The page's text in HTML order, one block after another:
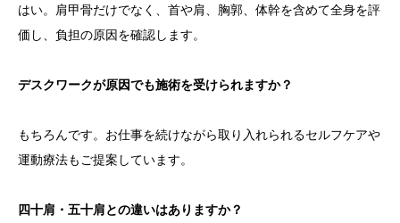
はい。肩甲骨だけでなく、首や肩、胸郭、体幹を含めて全身を評
価し、負担の原因を確認します。
デスクワークが原因でも施術を受けられますか？
もちろんです。お仕事を続けながら取り入れられるセルフケアや
運動療法もご提案しています。
四十肩・五十肩との違いはありますか？